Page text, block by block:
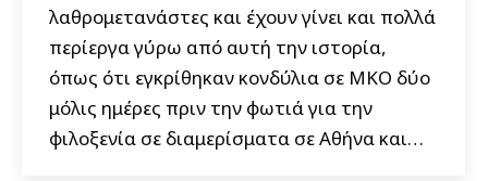
λαθρομετανάστες και έχουν γίνει και πολλά
περίεργα γύρω από αυτή την ιστορία,
όπως ότι εγκρίθηκαν κονδύλια σε ΜΚΟ δύο
μόλις ημέρες πριν την φωτιά για την
φιλοξενία σε διαμερίσματα σε Αθήνα και…